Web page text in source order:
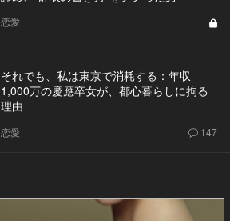
恋愛
それでも、私は東京で消耗する：年収
1,000万の慶應卒女が、都心暮らしに拘る
理由
恋愛 147